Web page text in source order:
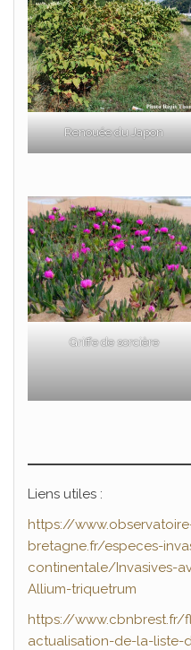
Renouée du Japon
Griffe de sorcière
Liens utiles :
https://
bretagne.fr/especes-
continentale/Invasives-
Allium-triquetrum
https://www.cbnbrest.fr/
actualisation-de-la-liste-